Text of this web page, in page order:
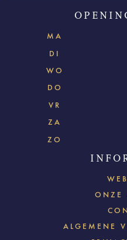
MA
DI
WO
DO
VR
ZA
ZO
ONZE
ALGEMENE